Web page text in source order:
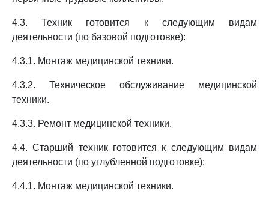
4.3. Техник готовится к следующим видам
деятельности (по базовой подготовке):
4.3.1. Монтаж медицинской техники.
4.3.2. Техническое обслуживание медицинской
техники.
4.3.3. Ремонт медицинской техники.
4.4. Старший техник готовится к следующим видам
деятельности (по углубленной подготовке):
4.4.1. Монтаж медицинской техники.